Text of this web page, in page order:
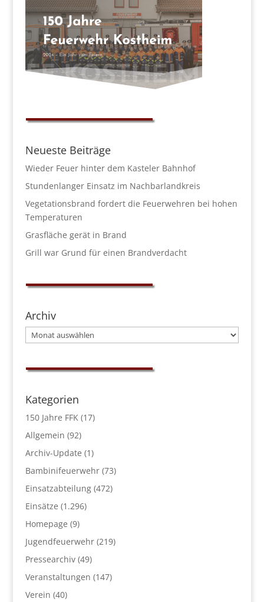
Neueste Beiträge
Wieder Feuer hinter dem Kasteler Bahnhof
Stundenlanger Einsatz im Nachbarlandkreis
Vegetationsbrand fordert die Feuerwehren bei hohen
Temperaturen
Grasfläche gerät in Brand
Grill war Grund für einen Brandverdacht
Archiv
Archiv
Kategorien
150 Jahre FFK(17)
Allgemein (92)
Archiv-Update (1)
Bambinifeuerwehr(73)
Einsatzabteilung(472)
Einsätze (1.296)
Homepage (9)
Jugendfeuerwehr(219)
Pressearchiv(49)
Veranstaltungen (147)
Verein (40)